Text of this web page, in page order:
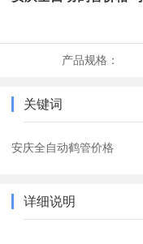
产品规格：
关键词
安庆全自动鹤管价格
详细说明